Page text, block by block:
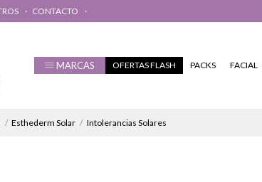
CONTACTO
MARCAS OFERTAS FLASH PACKS FACIAL
Esthederm Solar Intolerancias Solares